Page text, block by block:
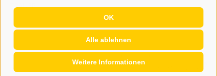
OK
Alle ablehnen
Weitere Informationen
TRAUER
|
Cookie Präferenzen